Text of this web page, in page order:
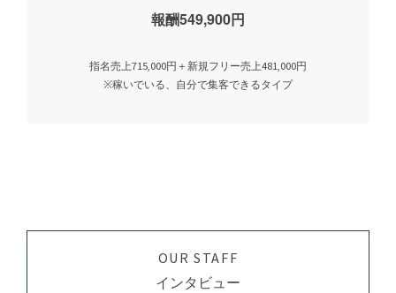
報酬549,900円
指名売上715,000円＋新規フリー売上481,000円
※稼いでいる、自分で集客できるタイプ
OUR STAFF
インタビュー